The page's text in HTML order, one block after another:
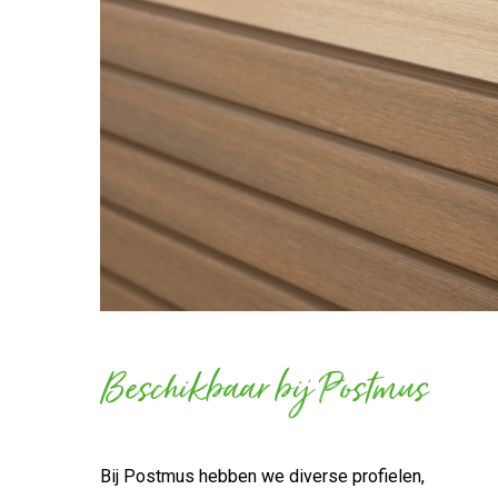
Beschikbaar bij Postmus
Bij Postmus hebben we diverse profielen,